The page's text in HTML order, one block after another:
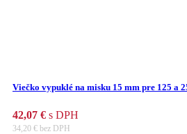
Viečko vypuklé na misku 15 mm pre 125 a
42,07 € s DPH
34,20 € bez DPH